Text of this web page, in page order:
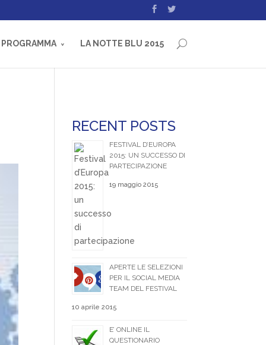
PROGRAMMA LA NOTTE BLU 2015
RECENT POSTS
FESTIVAL D’EUROPA
2015: UN SUCCESSO DI
PARTECIPAZIONE
19 maggio 2015
APERTE LE SELEZIONI
PER IL SOCIAL MEDIA
TEAM DEL FESTIVAL
10 aprile 2015
E’ ONLINE IL
QUESTIONARIO